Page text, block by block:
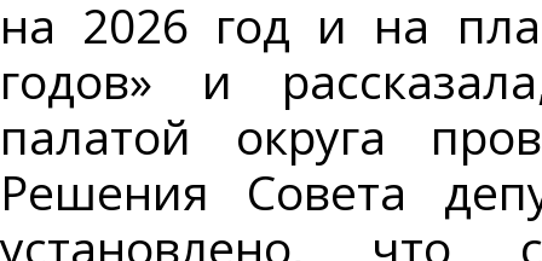
на 2026 год и на
годов» и
палатой округа
Решения Совета
установлено, что